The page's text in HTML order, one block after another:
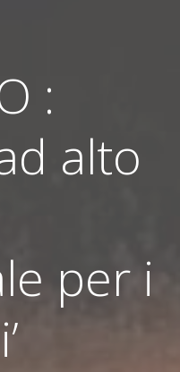
:
alto
per i